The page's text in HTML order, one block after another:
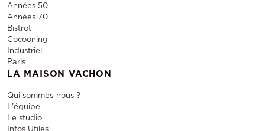
Années 50
Années 70
Bistrot
Cocooning
Industriel
Paris
LA MAISON VACHON
Qui sommes-nous ?
L'équipe
Le studio
Infos Utiles